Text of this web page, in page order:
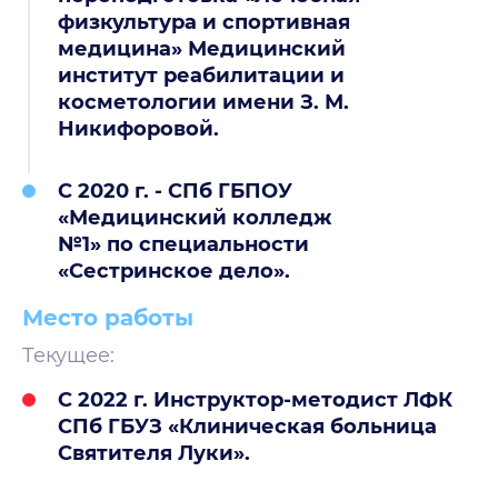
физкультура и спортивная
медицина» Медицинский
институт реабилитации и
косметологии имени З. М.
Никифоровой.
С 2020 г. - СПб ГБПОУ
«Медицинский колледж
№1» по специальности
«Сестринское дело».
Место работы
Текущее:
С 2022 г. Инструктор-методист ЛФК
СПб ГБУЗ «Клиническая больница
Святителя Луки».